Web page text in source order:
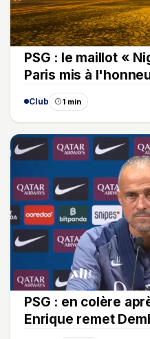
PSG : le maillot «
Paris mis à
Club 1 min
PSG : en colère
Enrique remet